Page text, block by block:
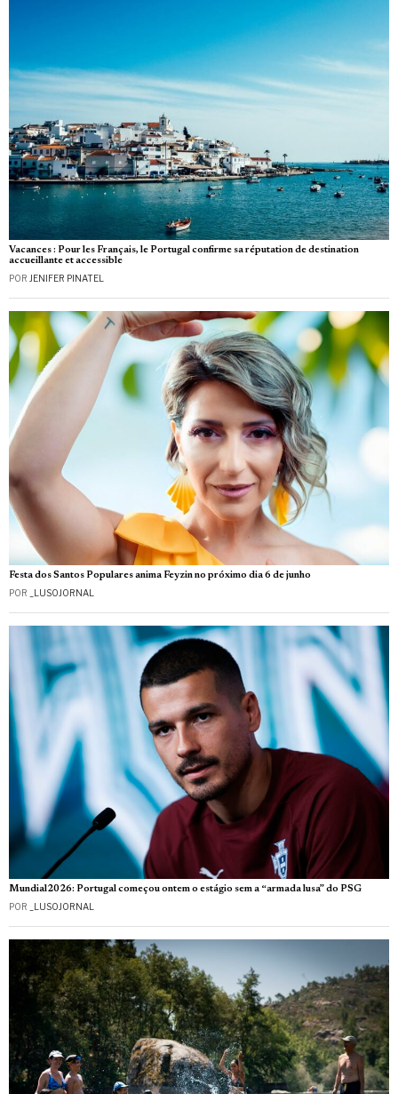
Vacances : Pour les Français, le Portugal confirme sa réputation de destination
accueillante et accessible
POR JENIFER PINATEL
Festa dos Santos Populares anima Feyzin no próximo dia 6 de junho
POR _LUSOJORNAL
Mundial2026: Portugal começou ontem o estágio sem a “armada lusa” do PSG
POR _LUSOJORNAL